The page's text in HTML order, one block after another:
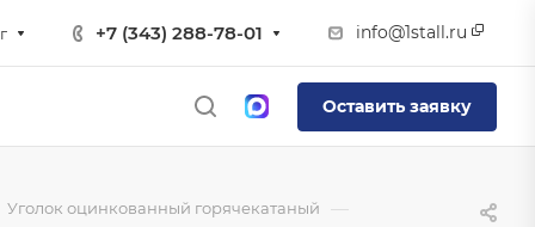
+7 (343) 288-78-01 info@1stall.ru
Оставить заявку
Уголок оцинкованный горячекатаный —